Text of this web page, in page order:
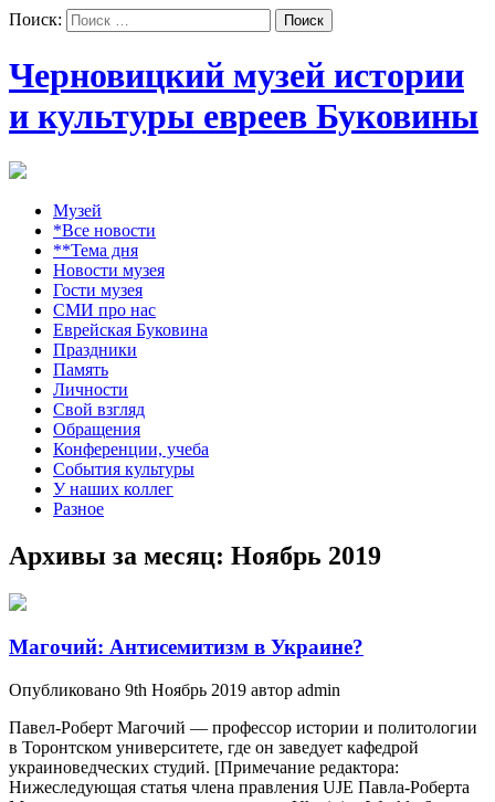
Поиск:
Черновицкий музей истории
и культуры евреев Буковины
Музей
*Все новости
**Тема дня
Новости музея
Гости музея
СМИ про нас
Еврейская Буковина
Праздники
Память
Личности
Свой взгляд
Обращения
Конференции, учеба
События культуры
У наших коллег
Разное
Архивы за месяц: Ноябрь 2019
Магочий: Антисемитизм в Украине?
Опубликовано 9th Ноябрь 2019 автор admin
Павел-Роберт Магочий — профессор истории и политологии
в Торонтском университете, где он заведует кафедрой
украиноведческих студий. [Примечание редактора:
Нижеследующая статья члена правления UJE Павла-Роберта